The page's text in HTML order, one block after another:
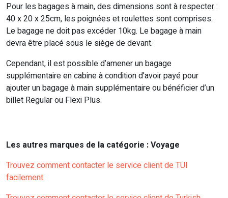
Pour les bagages à main, des dimensions sont à respecter :
40 x 20 x 25cm, les poignées et roulettes sont comprises.
Le bagage ne doit pas excéder 10kg. Le bagage à main
devra être placé sous le siège de devant.
Cependant, il est possible d’amener un bagage
supplémentaire en cabine à condition d’avoir payé pour
ajouter un bagage à main supplémentaire ou bénéficier d’un
billet Regular ou Flexi Plus.
Les autres marques de la catégorie : Voyage
Trouvez comment contacter le service client de TUI
facilement